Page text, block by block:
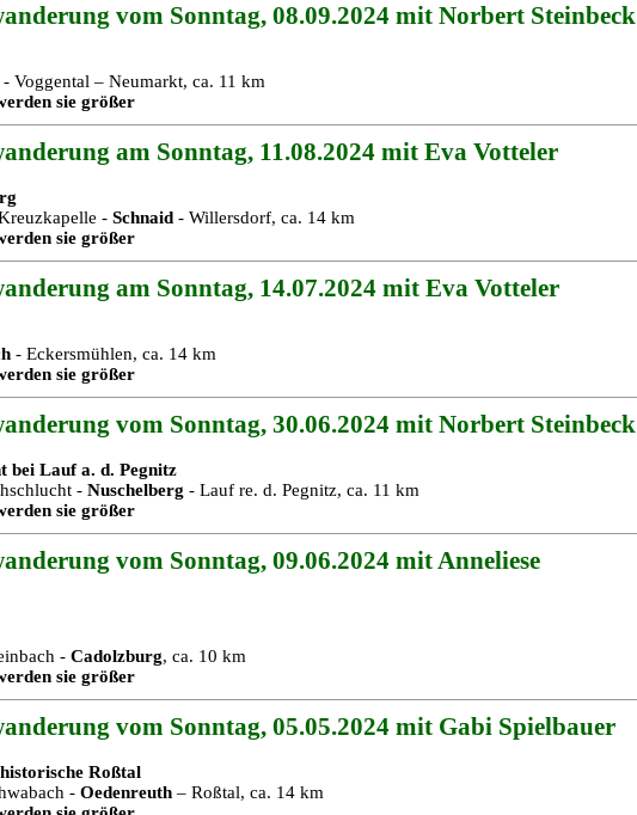
vom Sonntag, 08.09.2024 mit Norbert Steinbeck
- Voggental – Neumarkt, ca. 11 km
sie größer
am Sonntag, 11.08.2024 mit Eva Votteler
- Schnaid - Willersdorf, ca. 14 km
sie größer
am Sonntag, 14.07.2024 mit Eva Votteler
- Eckersmühlen, ca. 14 km
sie größer
vom Sonntag, 30.06.2024 mit Norbert Steinbeck
bei Lauf a. d. Pegnitz
- Nuschelberg - Lauf re. d. Pegnitz, ca. 11 km
sie größer
vom Sonntag, 09.06.2024 mit Anneliese
- Cadolzburg, ca. 10 km
sie größer
vom Sonntag, 05.05.2024 mit Gabi Spielbauer
Roßtal
- Oedenreuth – Roßtal, ca. 14 km